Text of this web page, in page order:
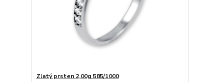
Zlatý prsten 2,00g 585/1000